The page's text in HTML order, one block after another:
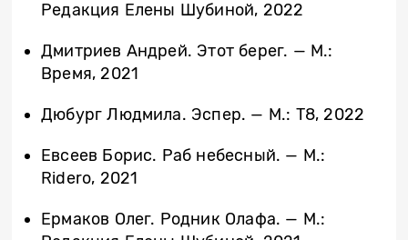
Редакция Елены Шубиной, 2022
Дмитриев Андрей. Этот берег. — М.:
Время, 2021
Дюбург Людмила. Эспер. — М.: Т8, 2022
Евсеев Борис. Раб небесный. — М.:
Ridero, 2021
Ермаков Олег. Родник Олафа. ­— М.: